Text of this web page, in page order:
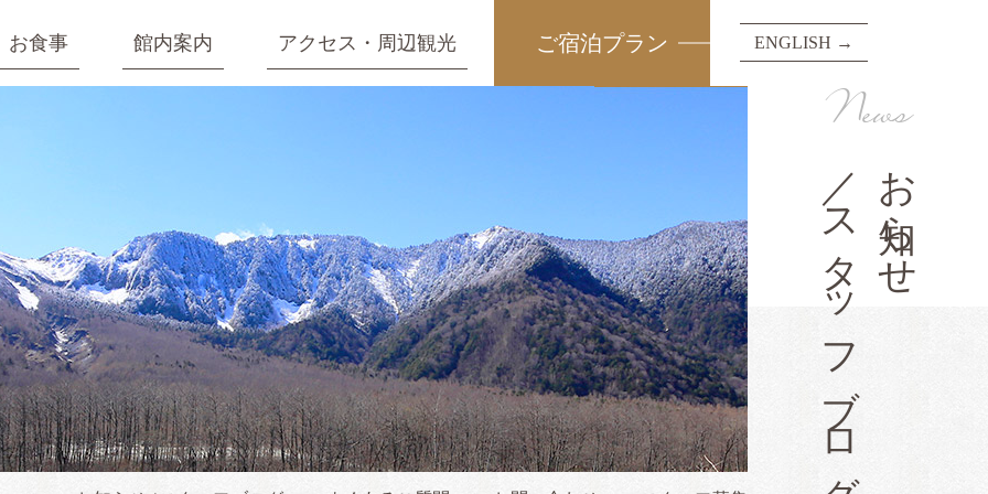
お食事 館内案内 アクセス・周辺観光 ご宿泊プラン ENGLISH →
お知らせ
／スタッフブログ
News